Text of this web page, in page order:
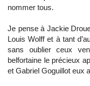
nommer tous.
Je pense à Jackie
Louis Wolff et à tant
sans oublier ceux
belfortaine le précieux
et Gabriel Goguillot eux